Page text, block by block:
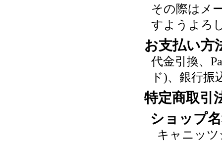
その際はメ
すようよろ
お支払い方
代金引換、
ド)、銀行振
特定商取引
ショップ
キャニッ